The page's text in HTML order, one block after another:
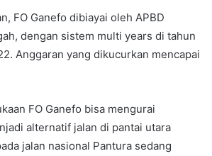
FO Ganefo dibiayai oleh APBD
dengan sistem multi years di tahun
Anggaran yang dikucurkan mencapai
FO Ganefo bisa mengurai
alternatif jalan di pantai utara
jalan nasional Pantura sedang